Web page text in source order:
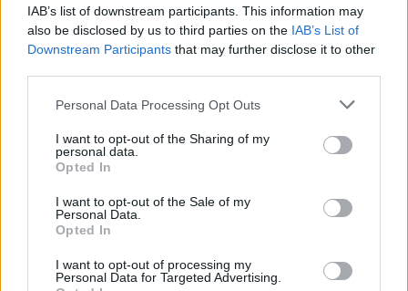
IAB’s list of downstream participants. This information may
also be disclosed by us to third parties on the IAB’s List of
Downstream Participants that may further disclose it to other
Personal Data Processing Opt Outs
I want to opt-out of the Sharing of my
personal data.
Opted In
I want to opt-out of the Sale of my
Personal Data.
Opted In
I want to opt-out of processing my
Personal Data for Targeted Advertising.
Esim for Global
Esim for USA| Esim for Italy| Esim for Spain|Esim
for Turkey|Esim for Germany|Esim for Greece|